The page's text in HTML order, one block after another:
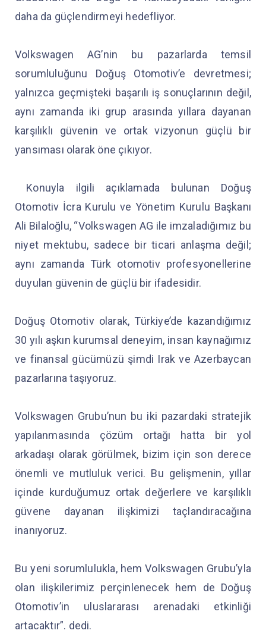
daha da güçlendirmeyi hedefliyor.
Volkswagen AG’nin bu pazarlarda temsil
sorumluluğunu Doğuş Otomotiv’e devretmesi;
yalnızca geçmişteki başarılı iş sonuçlarının değil,
aynı zamanda iki grup arasında yıllara dayanan
karşılıklı güvenin ve ortak vizyonun güçlü bir
yansıması olarak öne çıkıyor.
Konuyla ilgili açıklamada bulunan Doğuş
Otomotiv İcra Kurulu ve Yönetim Kurulu Başkanı
Ali Bilaloğlu, “Volkswagen AG ile imzaladığımız bu
niyet mektubu, sadece bir ticari anlaşma değil;
aynı zamanda Türk otomotiv profesyonellerine
duyulan güvenin de güçlü bir ifadesidir.
Doğuş Otomotiv olarak, Türkiye’de kazandığımız
30 yılı aşkın kurumsal deneyim, insan kaynağımız
ve finansal gücümüzü şimdi Irak ve Azerbaycan
pazarlarına taşıyoruz.
Volkswagen Grubu’nun bu iki pazardaki stratejik
yapılanmasında çözüm ortağı hatta bir yol
arkadaşı olarak görülmek, bizim için son derece
önemli ve mutluluk verici. Bu gelişmenin, yıllar
içinde kurduğumuz ortak değerlere ve karşılıklı
güvene dayanan ilişkimizi taçlandıracağına
inanıyoruz.
Bu yeni sorumlulukla, hem Volkswagen Grubu’yla
olan ilişkilerimiz perçinlenecek hem de Doğuş
Otomotiv’in uluslararası arenadaki etkinliği
artacaktır”. dedi.